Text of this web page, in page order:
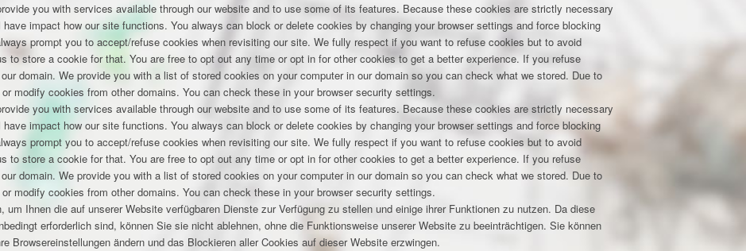
you with services available through our website and to use some of its features. Because these cookies are strictly necessary
impact how our site functions. You always can block or delete cookies by changing your browser settings and force blocking
prompt you to accept/refuse cookies when revisiting our site. We fully respect if you want to refuse cookies but to avoid
to store a cookie for that. You are free to opt out any time or opt in for other cookies to get a better experience. If you refuse
domain. We provide you with a list of stored cookies on your computer in our domain so you can check what we stored. Due to
modify cookies from other domains. You can check these in your browser security settings.
you with services available through our website and to use some of its features. Because these cookies are strictly necessary
impact how our site functions. You always can block or delete cookies by changing your browser settings and force blocking
prompt you to accept/refuse cookies when revisiting our site. We fully respect if you want to refuse cookies but to avoid
to store a cookie for that. You are free to opt out any time or opt in for other cookies to get a better experience. If you refuse
domain. We provide you with a list of stored cookies on your computer in our domain so you can check what we stored. Due to
modify cookies from other domains. You can check these in your browser security settings.
um Ihnen die auf unserer Website verfügbaren Dienste zur Verfügung zu stellen und einige ihrer Funktionen zu nutzen. Da diese
erforderlich sind, können Sie sie nicht ablehnen, ohne die Funktionsweise unserer Website zu beeinträchtigen. Sie können
Browsereinstellungen ändern und das Blockieren aller Cookies auf dieser Website erzwingen.